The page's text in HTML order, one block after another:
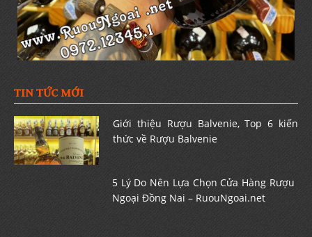
TIN TỨC MỚI
Giới thiệu Rượu Balvenie, Top 6 kiến
thức về Rượu Balvenie
5 Lý Do Nên Lựa Chọn Cửa Hàng Rượu
Ngoại Đồng Nai – RuouNgoai.net